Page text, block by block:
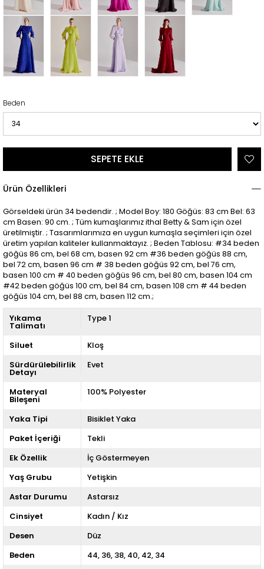
Beden
Ürün Özellikleri
Görseldeki ürün 34 bedendir. ; Model Boy: 180 Göğüs: 83 cm Bel: 63
cm Basen: 90 cm. ; Tüm kumaşlarımız ithal Betty & Sam için özel
üretilmiştir. ; Tasarımlarımıza en uygun kumaşla seçimleri için özel
üretim yapılan kaliteler kullanmaktayız. ; Beden Tablosu: #34 beden
göğüs 86 cm, bel 68 cm, basen 92 cm #36 beden göğüs 88 cm,
bel 72 cm, basen 96 cm # 38 beden göğüs 92 cm, bel 76 cm,
basen 100 cm # 40 beden göğüs 96 cm, bel 80 cm, basen 104 cm
#42 beden göğüs 100 cm, bel 84 cm, basen 108 cm # 44 beden
göğüs 104 cm, bel 88 cm, basen 112 cm.;
Yıkama
Talimatı
Type 1
Siluet
Kloş
Sürdürülebilirlik
Detayı
Evet
Materyal
Bileşeni
100% Polyester
Yaka Tipi
Bisiklet Yaka
Paket İçeriği
Tekli
Ek Özellik
İç Göstermeyen
Yaş Grubu
Yetişkin
Astar Durumu
Astarsız
Cinsiyet
Kadın / Kız
Desen
Düz
Beden
44 36 38 40 42 34